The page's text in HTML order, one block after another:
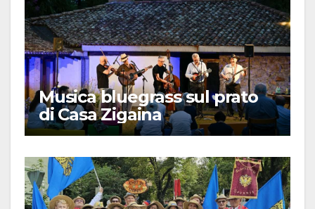
Musica bluegrass sul prato
di Casa Zigaina